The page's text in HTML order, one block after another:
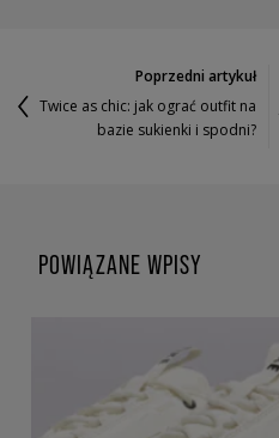
Poprzedni artykuł
Twice as chic: jak ograć outfit na
bazie sukienki i spodni?
POWIĄZANE WPISY